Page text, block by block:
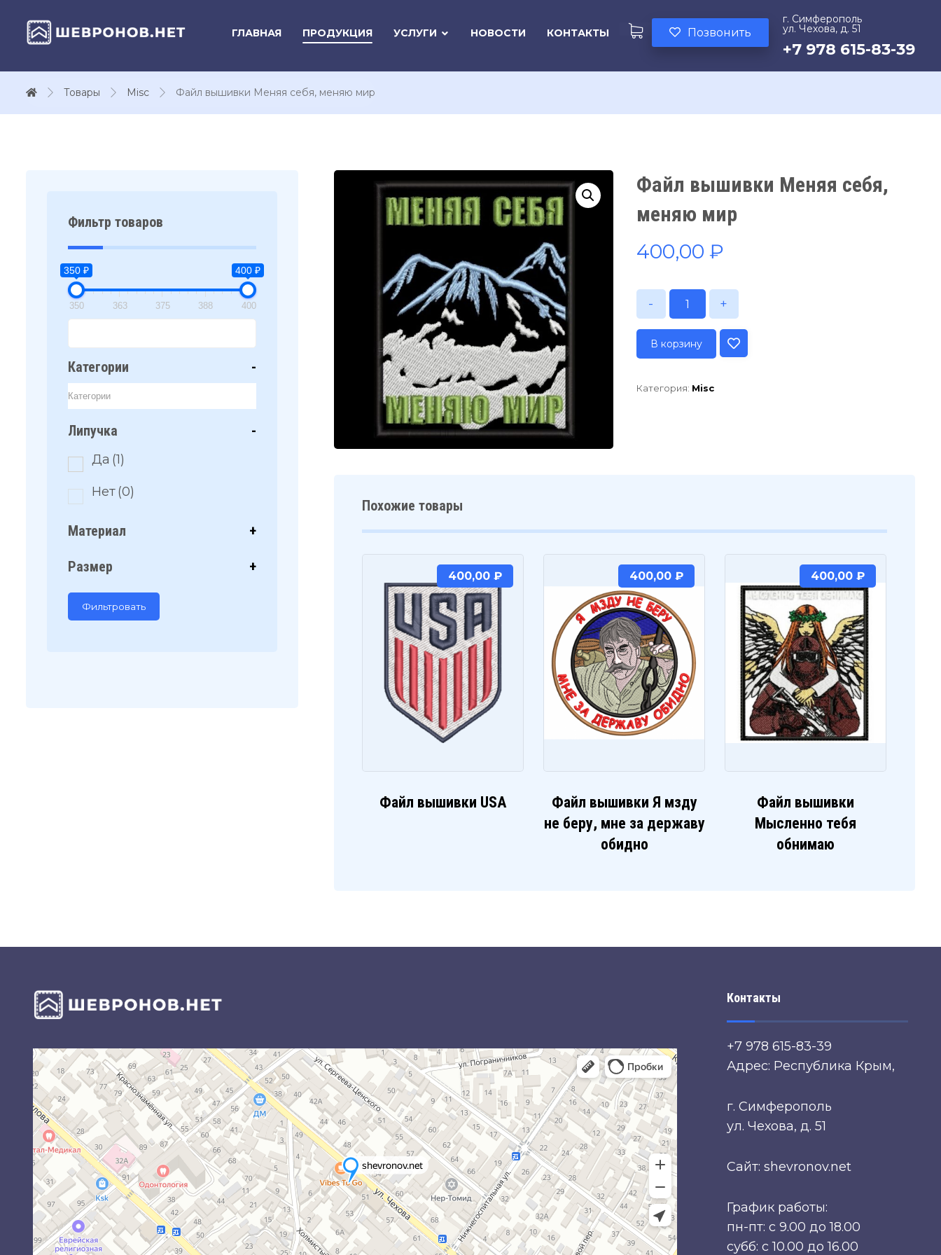
г. Симферополь
ул. Чехова, д. 51
+7 978 615-83-39
Позвонить
ГЛАВНАЯ ПРОДУКЦИЯ УСЛУГИ НОВОСТИ КОНТАКТЫ
Товары Misc Файл вышивки Меняя себя, меняю мир
Файл вышивки Меняя себя,
меняю мир
400,00 ₽
- +
В корзину
Категория: Misc
Похожие товары
Файл вышивки USA
400,00 ₽
Файл вышивки Я мзду
не беру, мне за державу
обидно
400,00 ₽
Файл вышивки
Мысленно тебя
обнимаю
400,00 ₽
Фильтр товаров
350 ₽ 400 ₽
350 363 375 388 400
Категории -
Липучка -
Да (1)
Нет(0)
Материал +
Размер +
Фильтровать
Контакты
+7 978 615-83-39
Адрес: Республика Крым,
г. Симферополь
ул. Чехова, д. 51
Сайт: shevronov.net
График работы:
пн-пт: с 9.00 до 18.00
субб: с 10.00 до 16.00